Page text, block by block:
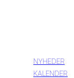
NYHEDER
KALENDER